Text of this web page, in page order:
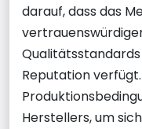
darauf, dass das
Reputation
Herstellers, um